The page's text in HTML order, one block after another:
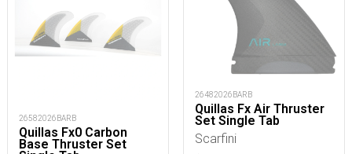
26582026BARB
Quillas Fx0 Carbon
Base Thruster Set
26482026BARB
Quillas Fx Air Thruster
Set Single Tab
Scarfini